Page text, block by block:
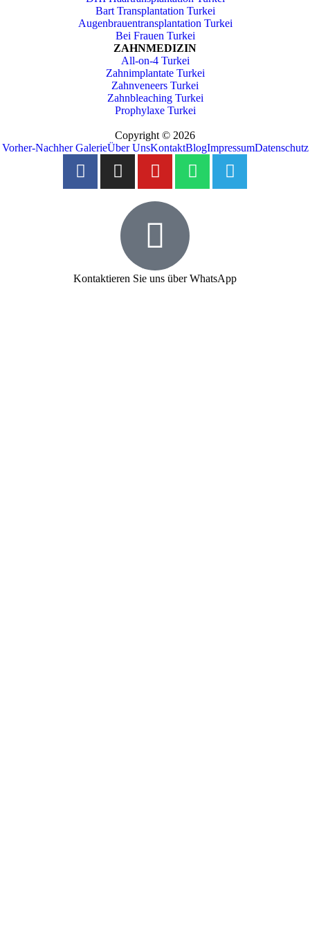
Bart Transplantation Turkei
Augenbrauentransplantation Turkei
Bei Frauen Turkei
ZAHNMEDIZIN
All-on-4 Turkei
Zahnimplantate Turkei
Zahnveneers Turkei
Zahnbleaching Turkei
Prophylaxe Turkei
Copyright © 2026
Vorher-Nachher GalerieÜber UnsKontaktBlogImpressumDatenschutz
Kontaktieren Sie uns über WhatsApp